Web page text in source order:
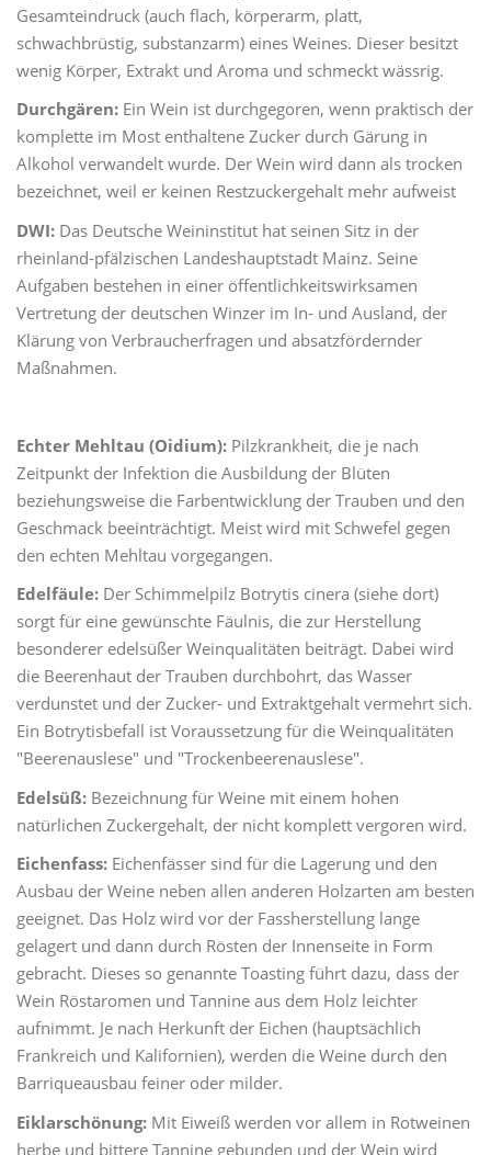
Gesamteindruck (auch flach, körperarm, platt,
schwachbrüstig, substanzarm) eines Weines. Dieser besitzt
wenig Körper, Extrakt und Aroma und schmeckt wässrig.
Durchgären: Ein Wein ist durchgegoren, wenn praktisch der
komplette im Most enthaltene Zucker durch Gärung in
Alkohol verwandelt wurde. Der Wein wird dann als trocken
bezeichnet, weil er keinen Restzuckergehalt mehr aufweist
DWI: Das Deutsche Weininstitut hat seinen Sitz in der
rheinland-pfälzischen Landeshauptstadt Mainz. Seine
Aufgaben bestehen in einer öffentlichkeitswirksamen
Vertretung der deutschen Winzer im In- und Ausland, der
Klärung von Verbraucherfragen und absatzfördernder
Maßnahmen.
Echter Mehltau (Oidium): Pilzkrankheit, die je nach
Zeitpunkt der Infektion die Ausbildung der Blüten
beziehungsweise die Farbentwicklung der Trauben und den
Geschmack beeinträchtigt. Meist wird mit Schwefel gegen
den echten Mehltau vorgegangen.
Edelfäule: Der Schimmelpilz Botrytis cinera (siehe dort)
sorgt für eine gewünschte Fäulnis, die zur Herstellung
besonderer edelsüßer Weinqualitäten beiträgt. Dabei wird
die Beerenhaut der Trauben durchbohrt, das Wasser
verdunstet und der Zucker- und Extraktgehalt vermehrt sich.
Ein Botrytisbefall ist Voraussetzung für die Weinqualitäten
"Beerenauslese" und "Trockenbeerenauslese".
Edelsüß: Bezeichnung für Weine mit einem hohen
natürlichen Zuckergehalt, der nicht komplett vergoren wird.
Eichenfass: Eichenfässer sind für die Lagerung und den
Ausbau der Weine neben allen anderen Holzarten am besten
geeignet. Das Holz wird vor der Fassherstellung lange
gelagert und dann durch Rösten der Innenseite in Form
gebracht. Dieses so genannte Toasting führt dazu, dass der
Wein Röstaromen und Tannine aus dem Holz leichter
aufnimmt. Je nach Herkunft der Eichen (hauptsächlich
Frankreich und Kalifornien), werden die Weine durch den
Barriqueausbau feiner oder milder.
Eiklarschönung: Mit Eiweiß werden vor allem in Rotweinen
herbe und bittere Tannine gebunden und der Wein wird